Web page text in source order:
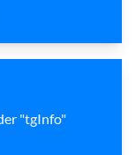
"tgInfo"